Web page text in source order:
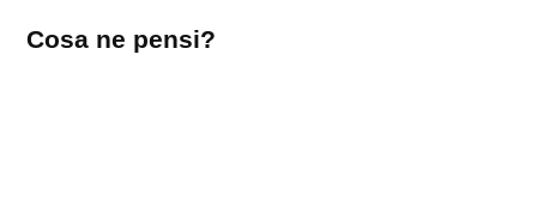
un
Cosa ne pensi?